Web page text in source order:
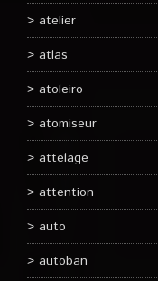
atelier
atlas
atoleiro
atomiseur
attelage
attention
auto
autoban